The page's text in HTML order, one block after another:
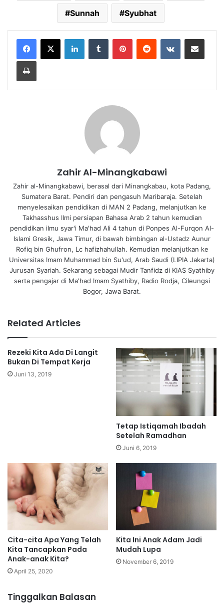
Sunnah Syubhat
Zahir Al-Minangkabawi
Zahir al-Minangkabawi, berasal dari Minangkabau, kota Padang,
Sumatera Barat. Pendiri dan pengasuh Maribaraja. Setelah
menyelesaikan pendidikan di MAN 2 Padang, melanjutkan ke
Takhasshus Ilmi persiapan Bahasa Arab 2 tahun kemudian
pendidikan ilmu syar'i Ma'had Ali 4 tahun di Ponpes Al-Furqon Al-
Islami Gresik, Jawa Timur, di bawah bimbingan al-Ustadz Aunur
Rofiq bin Ghufron, Lc hafizhahullah. Kemudian melanjutkan ke
Universitas Imam Muhammad bin Su'ud, Arab Saudi (LIPIA Jakarta)
Jurusan Syariah. Sekarang sebagai Mudir Tanfidz di KIAS Syathiby
serta pengajar di Ma'had Imam Syathiby, Radio Rodja, Cileungsi
Bogor, Jawa Barat.
Related Articles
Rezeki Kita Ada Di Langit
Bukan Di Tempat Kerja
Juni 13, 2019
Tetap Istiqamah Ibadah
Setelah Ramadhan
Juni 6, 2019
Cita-cita Apa Yang Telah
Kita Tancapkan Pada
Anak-anak Kita?
April 25, 2020
Kita Ini Anak Adam Jadi
Mudah Lupa
November 6, 2019
Tinggalkan Balasan